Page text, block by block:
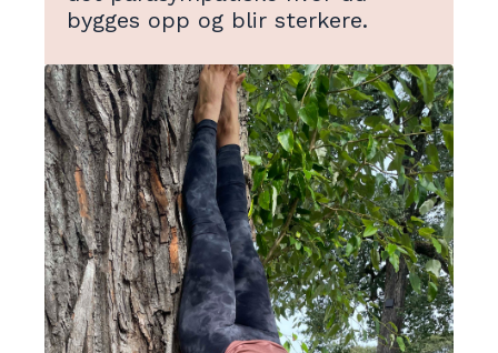
bygges opp og blir sterkere.